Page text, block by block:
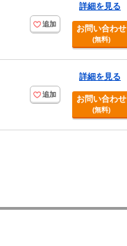
追加
詳細を見る
お問い合わせ
(無料)
追加
詳細を見る
お問い合わせ
(無料)